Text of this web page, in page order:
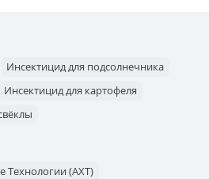
Инсектицид для подсолнечника
Инсектицид для картофеля
Технологии (AХT)